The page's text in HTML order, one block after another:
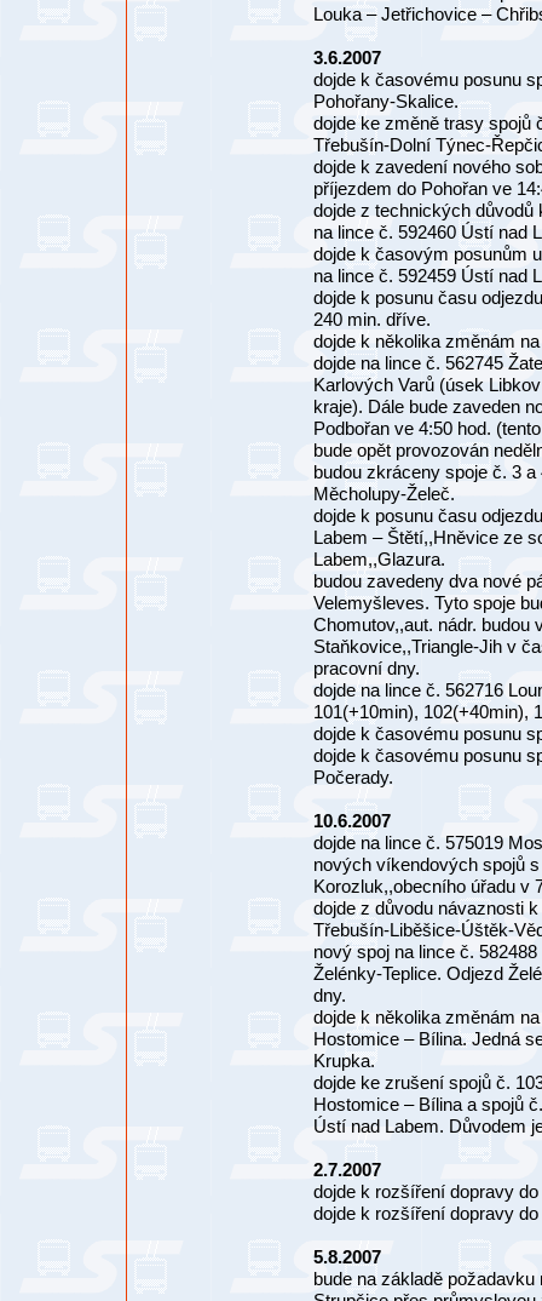
Louka – Jetřichovice –
3.6.2007
dojde k časovému posunu
Pohořany-Skalice.
dojde ke změně trasy spojů
Třebušín-Dolní Týnec-
dojde k zavedení nového
příjezdem do Pohořan ve
dojde z technických
na lince č. 592460 Ústí nad
dojde k časovým posunům
na lince č. 592459 Ústí nad
dojde k posunu času
240 min. dříve.
dojde k několika změnám
dojde na lince č. 562745
Karlových Varů (úsek
kraje). Dále bude zaveden
Podbořan ve 4:50 hod.
bude opět provozován
budou zkráceny spoje č. 3
Měcholupy-Želeč.
dojde k posunu času
Labem – Štětí,,Hněvice ze
Labem,,Glazura.
budou zavedeny dva nové
Velemyšleves. Tyto spoje
Chomutov,,aut. nádr. budou
Staňkovice,,Triangle-Jih v
pracovní dny.
dojde na lince č. 562716
101(+10min), 102(+40min),
dojde k časovému posunu
dojde k časovému posunu
Počerady.
10.6.2007
dojde na lince č. 575019
nových víkendových spojů
Korozluk,,obecního úřadu v
dojde z důvodu návaznosti
Třebušín-Liběšice-Úštěk-
nový spoj na lince č.
Želénky-Teplice. Odjezd
dny.
dojde k několika změnám
Hostomice – Bílina. Jedná
Krupka.
dojde ke zrušení spojů č.
Hostomice – Bílina a spojů
Ústí nad Labem. Důvodem
2.7.2007
dojde k rozšíření dopravy
dojde k rozšíření dopravy
5.8.2007
bude na základě